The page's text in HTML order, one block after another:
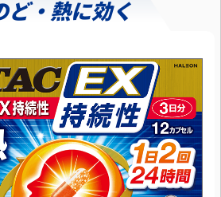
・熱に効く